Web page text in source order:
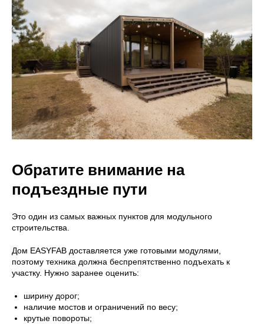
Обратите внимание на
подъездные пути
Это один из самых важных пунктов для модульного
строительства.
Дом EASYFAB доставляется уже готовыми модулями,
поэтому техника должна беспрепятственно подъехать к
участку. Нужно заранее оценить:
ширину дорог;
наличие мостов и ограничений по весу;
крутые повороты;